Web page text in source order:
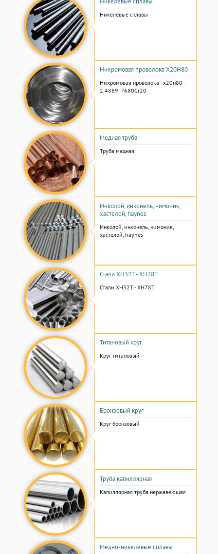
Никелевые сплавы
Нихромовая проволока Х20Н80
Нихромовая проволока - х20н80 -
2.4869 - Ni80Cr20
Медная труба
Труба медная
Инколой, инконель, нимоник,
хастелой, haynes
Инколой, инконель, нимоник,
хастелой, haynes
Стали ХН32Т - ХН78Т
Стали ХН32Т - ХН78Т
Титановый круг
Круг титановый
Бронзовый круг
Круг бронзовый
Труба капиллярная
Капиллярная труба нержавеющая
Медно-никелевые сплавы